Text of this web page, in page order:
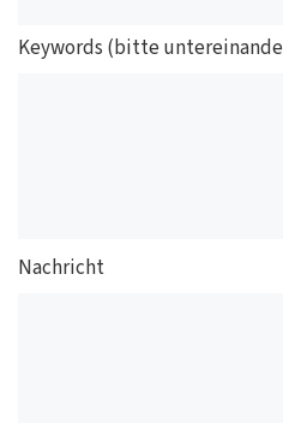
Keywords (bitte
Nachricht